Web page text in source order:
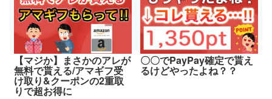
【マジか】まさかのアレが
無料で貰える/アマギフ受
け取り&クーポンの2重取
りで超お得に
〇〇でPayPay確定で貰え
るけどやったよね？？